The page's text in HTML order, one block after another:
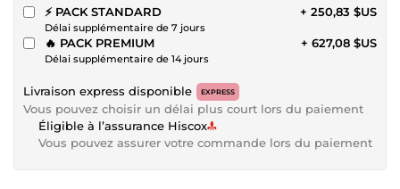
⚡ PACK STANDARD
Délai supplémentaire de 7 jours
+ 250,83 $US
🔥 PACK PREMIUM
Délai supplémentaire de 14 jours
+ 627,08 $US
Livraison express disponible EXPRESS
Vous pouvez choisir un délai plus court lors du paiement
Éligible à l’assurance Hiscox
Vous pouvez assurer votre commande lors du paiement